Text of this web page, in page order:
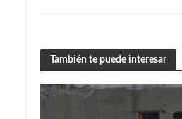
También te puede interesar